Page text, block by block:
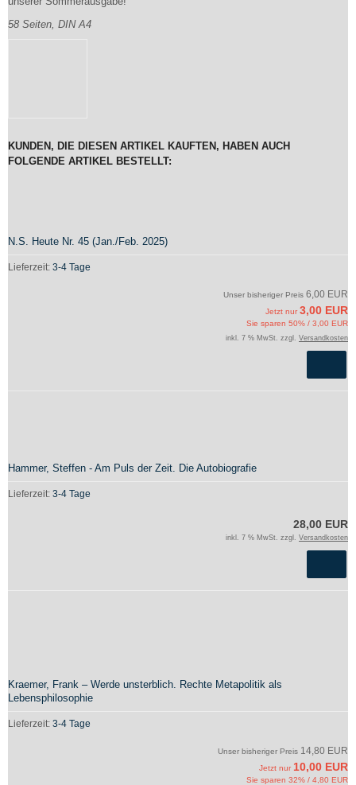
58 Seiten, DIN A4
KUNDEN, DIE DIESEN ARTIKEL KAUFTEN, HABEN AUCH
FOLGENDE ARTIKEL BESTELLT:
N.S. Heute Nr. 45 (Jan./Feb. 2025)
Lieferzeit: 3-4 Tage
Unser bisheriger Preis 6,00 EUR
Jetzt nur 3,00 EUR
Sie sparen 50% / 3,00 EUR
inkl. 7 % MwSt. zzgl. Versandkosten
Hammer, Steffen - Am Puls der Zeit. Die Autobiografie
Lieferzeit: 3-4 Tage
28,00 EUR
inkl. 7 % MwSt. zzgl. Versandkosten
Kraemer, Frank – Werde unsterblich. Rechte Metapolitik als
Lebensphilosophie
Lieferzeit: 3-4 Tage
Unser bisheriger Preis 14,80 EUR
Jetzt nur 10,00 EUR
Sie sparen 32% / 4,80 EUR